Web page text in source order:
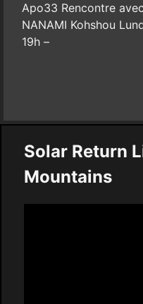
Apo33 Rencontre
NANAMI Kohshou
19h –
Solar Return
Mountains